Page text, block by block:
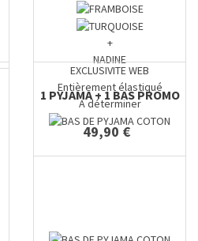
+
NADINE
1 PYJAMA + 1 BAS PROMO
49,90 €
EXCLUSIVITE WEB
Entièrement élastiqué
A déterminer